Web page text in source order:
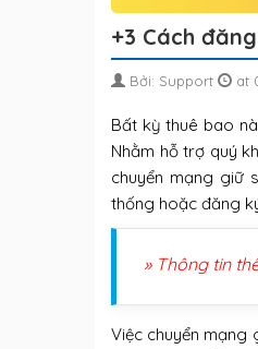
+3 Cách
Bởi: Support at
Bất kỳ thuê bao
Nhằm hỗ trợ quý
chuyển mạng giữ
thống hoặc đăng
» Thông tin
Việc chuyển mạng